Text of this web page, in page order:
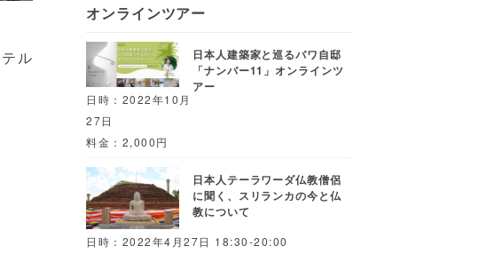
ル
オンラインツアー
日本人建築家と巡るバワ自邸
「ナンバー11」オンラインツ
アー
日時：2022年10月
27日
料金：2,000円
日本人テーラワーダ仏教僧侶
に聞く、スリランカの今と仏
教について
日時：2022年4月27日 18:30-20:00